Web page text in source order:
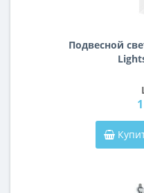
Подвесной